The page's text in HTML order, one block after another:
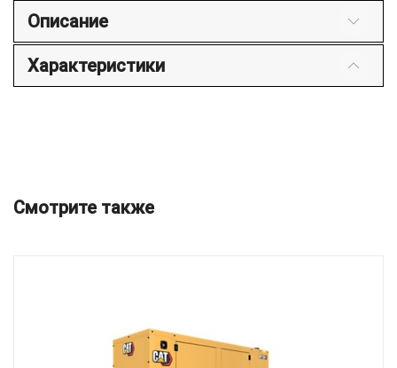
Описание
Характеристики
Смотрите также